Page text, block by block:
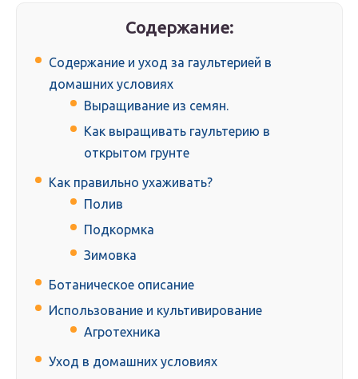
Содержание:
Содержание и уход за гаультерией в
домашних условиях
Выращивание из семян.
Как выращивать гаультерию в
открытом грунте
Как правильно ухаживать?
Полив
Подкормка
Зимовка
Ботаническое описание
Использование и культивирование
Агротехника
Уход в домашних условиях